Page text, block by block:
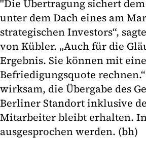
"Die Übertragung sichert
unter dem Dach eines am
strategischen Investors“,
von Kübler. „Auch für die
Ergebnis. Sie können mit
Befriedigungsquote
wirksam, die Übergabe des
Berliner Standort inklusive
Mitarbeiter bleibt erhalten.
ausgesprochen werden. (bh)